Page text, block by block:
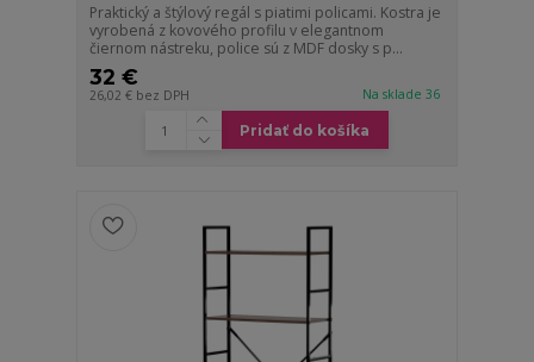
Praktický a štýlový regál s piatimi policami. Kostra je
vyrobená z kovového profilu v elegantnom
čiernom nástreku, police sú z MDF dosky s p...
32 €
26,02 € bez DPH Na sklade 36
Pridať do košíka